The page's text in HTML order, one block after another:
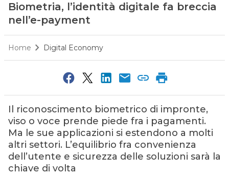
Biometria, l’identità digitale fa breccia
nell’e-payment
Home Digital Economy
Il riconoscimento biometrico di impronte,
viso o voce prende piede fra i pagamenti.
Ma le sue applicazioni si estendono a molti
altri settori. L’equilibrio fra convenienza
dell’utente e sicurezza delle soluzioni sarà la
chiave di volta